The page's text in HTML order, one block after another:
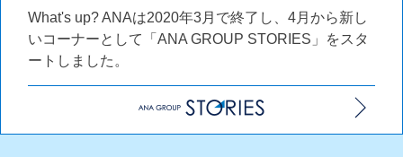
What's up? ANAは2020年3月で終了し、4月から新し
いコーナーとして「ANA GROUP STORIES」をスタ
ートしました。